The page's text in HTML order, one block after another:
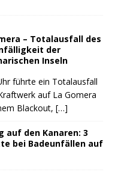
– Totalausfall des
der
Inseln
führte ein Totalausfall
auf La Gomera
Blackout, […]
auf den Kanaren: 3
bei Badeunfällen auf